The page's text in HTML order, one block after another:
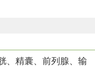
、精囊、 前列腺、输